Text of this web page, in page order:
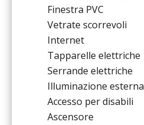
Finestra PVC
Vetrate scorrevoli
Internet
Tapparelle elettriche
Serrande elettriche
Illuminazione esterna
Accesso per disabili
Ascensore